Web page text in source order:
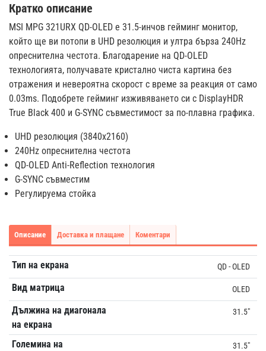
Кратко описание
MSI MPG 321URX QD-OLED е 31.5-инчов гейминг монитор,
който ще ви потопи в UHD резолюция и ултра бърза 240Hz
опреснителна честота. Благодарение на QD-OLED
технологията, получавате кристално чиста картина без
отражения и невероятна скорост с време за реакция от само
0.03ms. Подобрете гейминг изживяването си с DisplayHDR
True Black 400 и G-SYNC съвместимост за по-плавна графика.
UHD резолюция (3840x2160)
240Hz опреснителна честота
QD-OLED Anti-Reflection технология
G-SYNC съвместим
Регулируема стойка
Описание Доставка и плащане Коментари
Тип на екрана QD - OLED
Вид матрица OLED
Дължина на диагонала
на екрана
31.5"
Големина на
31.5"